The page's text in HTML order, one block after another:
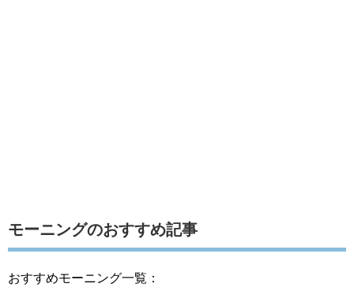
モーニングのおすすめ記事
おすすめモーニング一覧：